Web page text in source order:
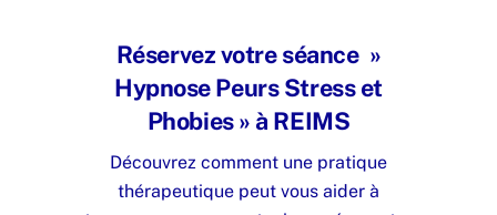
Réservez votre séance »
Hypnose Peurs Stress et
Phobies » à REIMS
Découvrez comment une pratique
thérapeutique peut vous aider à